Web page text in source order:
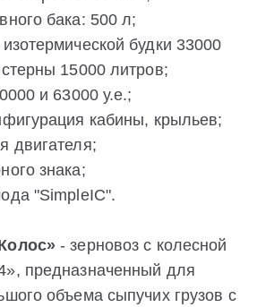
бака: 500 л;
будки 33000
15000 литров;
и 63000 у.е.;
кабины, крыльев;
двигателя;
знака;
"SimpleIC".
- зерновоз с колесной
предназначенный для
объема сыпучих грузов с